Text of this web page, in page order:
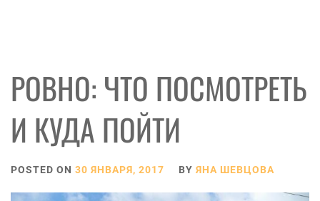
РОВНО: ЧТО ПОСМОТРЕТЬ
И КУДА ПОЙТИ
POSTED ON 30 ЯНВАРЯ, 2017 BY ЯНА ШЕВЦОВА